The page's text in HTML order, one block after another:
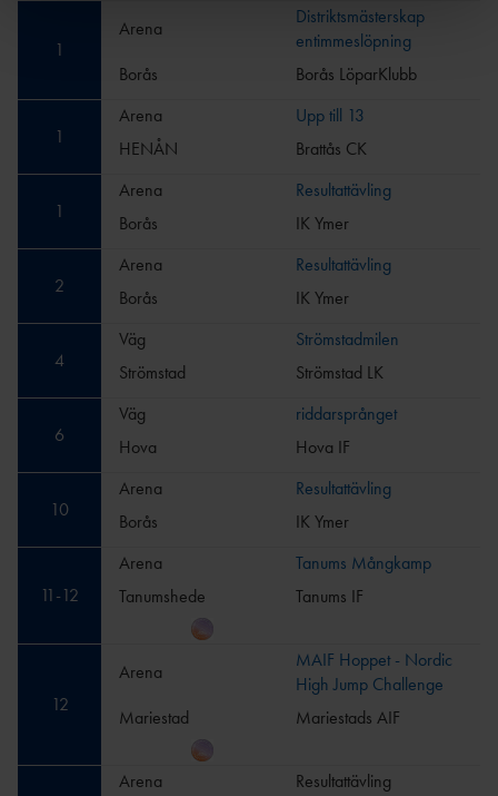
1
Arena
Distriktsmästerskap
entimmeslöpning
Borås
Borås LöparKlubb
1
Arena
Upp till 13
HENÅN
Brattås CK
1
Arena
Resultattävling
Borås
IK Ymer
2
Arena
Resultattävling
Borås
IK Ymer
4
Väg
Strömstadmilen
Strömstad
Strömstad LK
6
Väg
riddarsprånget
Hova
Hova IF
10
Arena
Resultattävling
Borås
IK Ymer
11-12
Arena
Tanums Mångkamp
Tanumshede
Tanums IF
12
Arena
MAIF Hoppet - Nordic
High Jump Challenge
Mariestad
Mariestads AIF
Arena
Resultattävling